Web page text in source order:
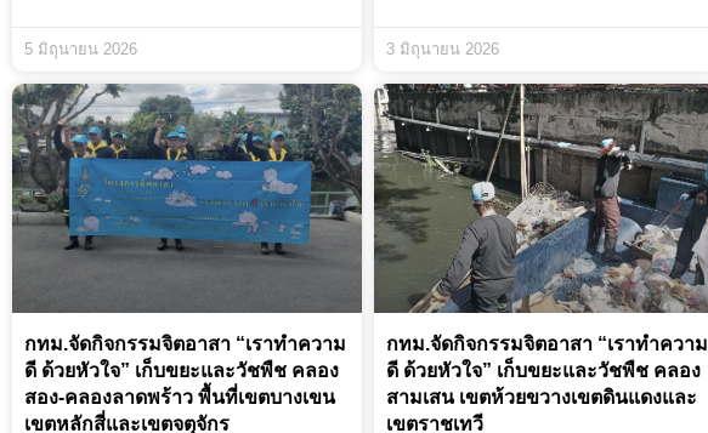
5 มิถุนายน 2026 3 มิถุนายน 2026
กทม.จัดกิจกรรมจิตอาสา “เราทำความ
ดี ด้วยหัวใจ” เก็บขยะและวัชพืช คลอง
สอง-คลองลาดพร้าว พื้นที่เขตบางเขน
เขตหลักสี่และเขตจตุจักร
กทม.จัดกิจกรรมจิตอาสา “เราทำความ
ดี ด้วยหัวใจ” เก็บขยะและวัชพืช คลอง
สามเสน เขตห้วยขวางเขตดินแดงและ
เขตราชเทวี